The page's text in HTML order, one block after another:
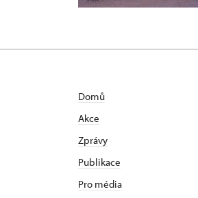
Domů
Akce
Zprávy
Publikace
Pro média